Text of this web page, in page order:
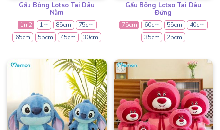
Gấu Bông Lotso Tai Dâu
Nằm
1m2 1m 85cm
75cm
65cm
55cm 45cm 30cm
Gấu Bông Lotso Tai Dâu
Đứng
75cm 60cm 55cm
40cm
35cm
25cm